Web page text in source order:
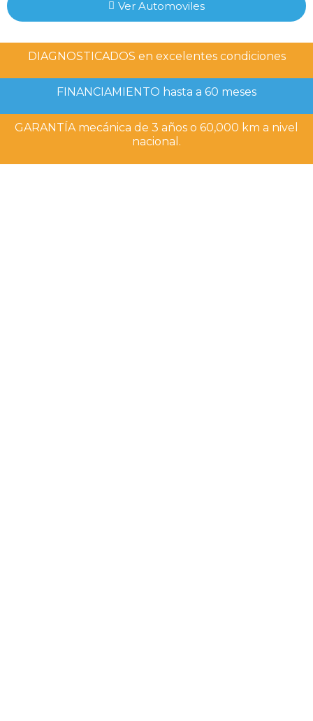
Ver Automoviles
DIAGNOSTICADOS en excelentes condiciones
FINANCIAMIENTO hasta a 60 meses
GARANTÍA mecánica de 3 años o 60,000 km a nivel
nacional.